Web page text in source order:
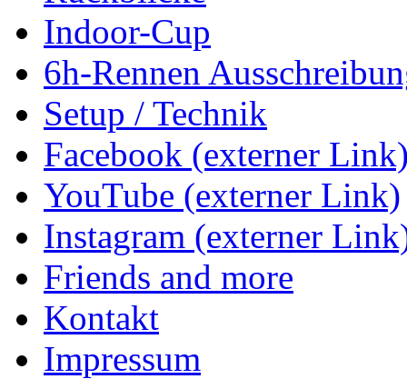
Indoor-Cup
6h-Rennen
Setup / Technik
Facebook (externer
YouTube (externer Link)
Instagram (externer
Friends and more
Kontakt
Impressum